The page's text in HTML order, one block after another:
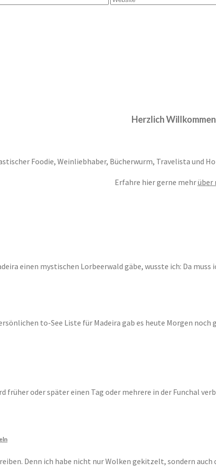
Herzlich Willkommen
Foodie, Weinliebhaber, Bücherwurm, Travelista und
Erfahre hier gerne mehrüber
einen mystischen Lorbeerwald gäbe, wusste ich: Da
to-See Liste für Madeira gab es heute Morgen
früher oder später einen Tag oder mehrere in der Funchal
Denn ich habe nicht nur Wolken gekitzelt, sondern